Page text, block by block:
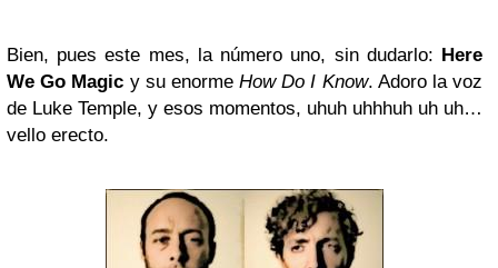
Bien, pues este mes, la número uno, sin dudarlo: Here
We Go Magic y su enormeHow Do I Know. Adoro la voz
de Luke Temple, y esos momentos, uhuh uhhhuh uh uh…
vello erecto.